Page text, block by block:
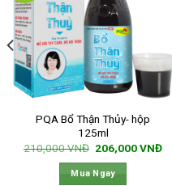
PQA Bổ Thận Thủy- hộp
125ml
210,000VNĐ Giá
là:
210,000 VNĐ.
206,000VNĐGiá
Mua Ngay